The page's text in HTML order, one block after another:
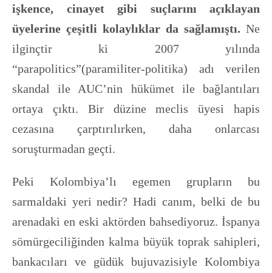
işkence, cinayet gibi suçlarını açıklayan
üyelerine çeşitli kolaylıklar da sağlamıştı. Ne
ilginçtir ki 2007 yılında
“parapolitics”(paramiliter-politika) adı verilen
skandal ile AUC’nin hükümet ile bağlantıları
ortaya çıktı. Bir düzine meclis üyesi hapis
cezasına çarptırılırken, daha onlarcası
soruşturmadan geçti.
Peki Kolombiya’lı egemen grupların bu
sarmaldaki yeri nedir? Hadi canım, belki de bu
arenadaki en eski aktörden bahsediyoruz. İspanya
sömürgeciliğinden kalma büyük toprak sahipleri,
bankacıları ve güdük bujuvazisiyle Kolombiya